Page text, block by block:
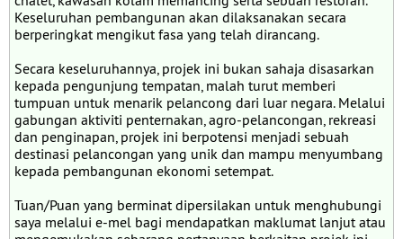
Keseluruhan pembangunan akan dilaksanakan secara
berperingkat mengikut fasa yang telah dirancang.
Secara keseluruhannya, projek ini bukan sahaja disasarkan
kepada pengunjung tempatan, malah turut memberi
tumpuan untuk menarik pelancong dari luar negara. Melalui
gabungan aktiviti penternakan, agro-pelancongan, rekreasi
dan penginapan, projek ini berpotensi menjadi sebuah
destinasi pelancongan yang unik dan mampu menyumbang
kepada pembangunan ekonomi setempat.
Tuan/Puan yang berminat dipersilakan untuk menghubungi
saya melalui e-mel bagi mendapatkan maklumat lanjut atau